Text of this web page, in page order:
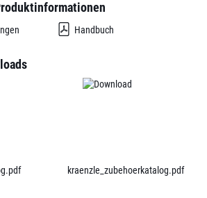
Handbuch
kraenzle_zubehoerkatalog.pdf